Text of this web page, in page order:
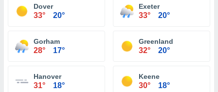
Dover
33° 20°
Exeter
33° 20°
Gorham
28° 17°
Greenland
32° 20°
Hanover
31° 18°
Keene
30° 18°